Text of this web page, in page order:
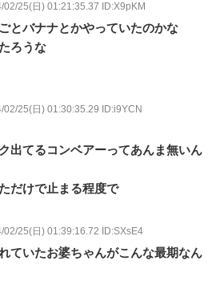
02/25(日) 01:21:35.37 ID:X9pKM
とバナナとかやっていたのかな
ろうな
02/25(日) 01:30:35.29 ID:i9YCN
出てるコンベアーってあんま無いん
だけで止まる程度で
02/25(日) 01:39:16.72 ID:SXsE4
ていたお婆ちゃんがこんな最期なん